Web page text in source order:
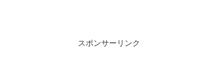
スポンサーリンク